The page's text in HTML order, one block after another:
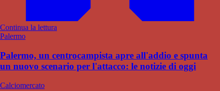
Continua la lettura
Palermo
Palermo, un centrocampista apre all'addio e spunta
un nuovo scenario per l'attacco: le notizie di oggi
Calciomercato